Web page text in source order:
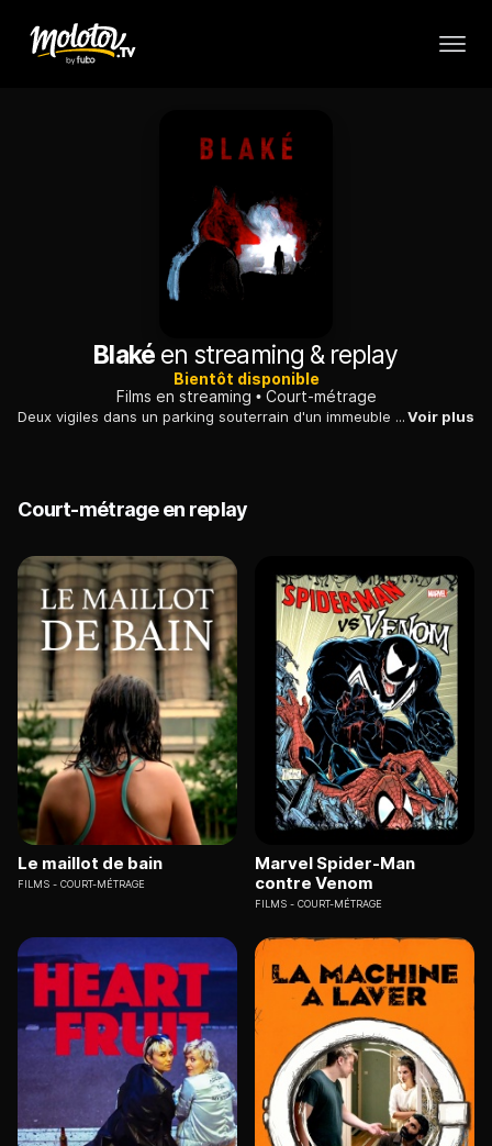
Blakéen streaming & replay
Bientôt disponible
Films en streaming
Court-métrage
Deux vigiles dans un parking souterrain d'un immeuble de bureau surveillent de belles voitures. Le parking est vide et la nuit risque d'être longue.Voir plus
Court-métrage en replay
Le maillot de bain
FILMS COURT-MÉTRAGE
Marvel Spider-Man
contre Venom
FILMS COURT-MÉTRAGE